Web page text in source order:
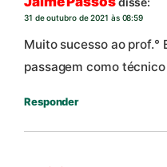
31 de outubro de 2021 às 08:59
Muito sucesso ao prof.°
passagem como
Responder